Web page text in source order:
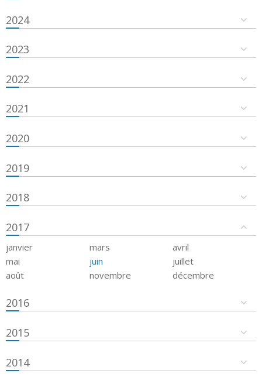
2024
2023
2022
2021
2020
2019
2018
2017
janvier mars
avril
mai
juin
juillet
août
novembre décembre
2016
2015
2014